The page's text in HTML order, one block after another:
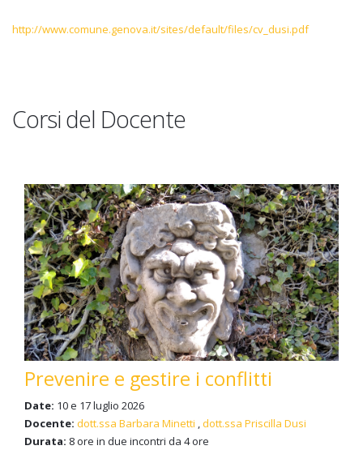
http://www.comune.genova.it/sites/default/files/cv_dusi.pdf
Corsi del Docente
Prevenire e gestire i conflitti
Date: 10 e 17 luglio 2026
Docente: dott.ssa Barbara Minetti ,dott.ssa Priscilla Dusi
Durata: 8 ore in due incontri da 4 ore